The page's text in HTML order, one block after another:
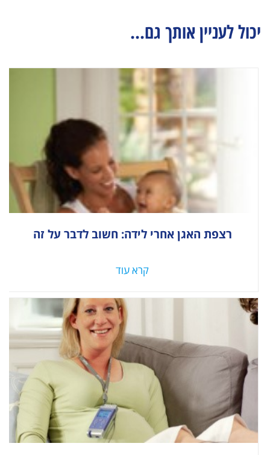
יכול לעניין אותך גם...
רצפת האגן אחרי לידה: חשוב לדבר על זה
קרא עוד